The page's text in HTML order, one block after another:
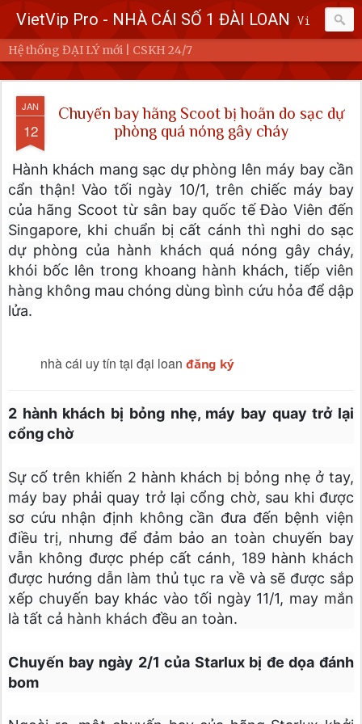
VietVip Pro - NHÀ CÁI SỐ 1 ĐÀI LOAN Vietvip Pro Sân chơi cá cược nhà cái hàng đầu Đài Loan. Vietvip Pro phát hành hơn 600 game cược khác nhau. Nạp tiền tại 7-Eleven, Family Mart, Okmart, Hilife, ATM. Rút tiền 24h không giới hạn. Uy tín khi bao rút, miễn phí 60kuai phí rút tiền. Hệ thống khuyến mãi cho cả hội viên mới và hội viên cũ, cskh 1:1 24/7.
Hệ thống ĐẠI LÝ mới | CSKH 24/7
JAN
12
Chuyến bay hãng Scoot bị hoãn do sạc dự
phòng quá nóng gây cháy
Hành khách mang sạc dự phòng lên máy bay cần
cẩn thận! Vào tối ngày 10/1, trên chiếc máy bay
của hãng Scoot từ sân bay quốc tế Đào Viên đến
Singapore, khi chuẩn bị cất cánh thì nghi do sạc
dự phòng của hành khách quá nóng gây cháy,
khói bốc lên trong khoang hành khách, tiếp viên
hàng không mau chóng dùng bình cứu hỏa để dập
lửa.
nhà cái uy tín tại đại loan đăng ký
2 hành khách bị bỏng nhẹ, máy bay quay trở lại
cổng chờ
Sự cố trên khiến 2 hành khách bị bỏng nhẹ ở tay,
máy bay phải quay trở lại cổng chờ, sau khi được
sơ cứu nhận định không cần đưa đến bệnh viện
điều trị, nhưng để đảm bảo an toàn chuyến bay
vẫn không được phép cất cánh, 189 hành khách
được hướng dẫn làm thủ tục ra về và sẽ được sắp
xếp chuyến bay khác vào tối ngày 11/1, may mắn
là tất cả hành khách đều an toàn.
Chuyến bay ngày 2/1 của Starlux bị đe dọa đánh
bom